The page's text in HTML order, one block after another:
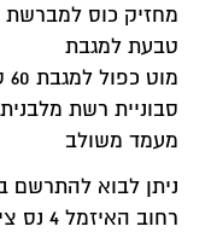
מחזיק כוס למברשת
טבעת למגבת
מוט כפול למגבת 60 ס"מ
סבוניית רשת
מעמד משולב
ניתן לבוא להתרשם
רחוב האיזמל 4 נס ציונה.